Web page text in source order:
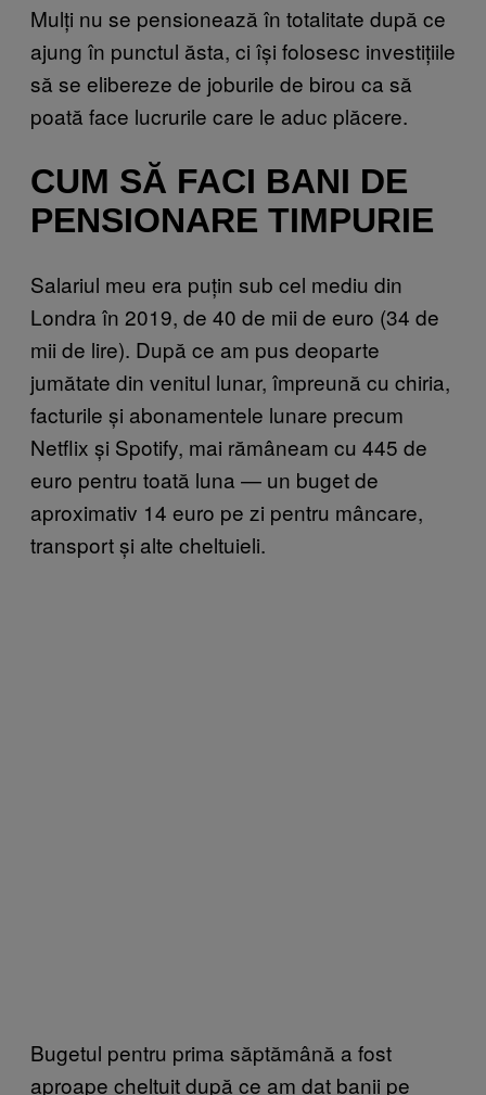
Mulți nu se pensionează în totalitate după ce
ajung în punctul ăsta, ci își folosesc investițiile
să se elibereze de joburile de birou ca să
poată face lucrurile care le aduc plăcere.
CUM SĂ FACI BANI DE
PENSIONARE TIMPURIE
Salariul meu era puțin sub cel mediu din
Londra în 2019, de 40 de mii de euro (34 de
mii de lire). După ce am pus deoparte
jumătate din venitul lunar, împreună cu chiria,
facturile și abonamentele lunare precum
Netflix și Spotify, mai rămâneam cu 445 de
euro pentru toată luna — un buget de
aproximativ 14 euro pe zi pentru mâncare,
transport și alte cheltuieli.
Bugetul pentru prima săptămână a fost
aproape cheltuit după ce am dat banii pe